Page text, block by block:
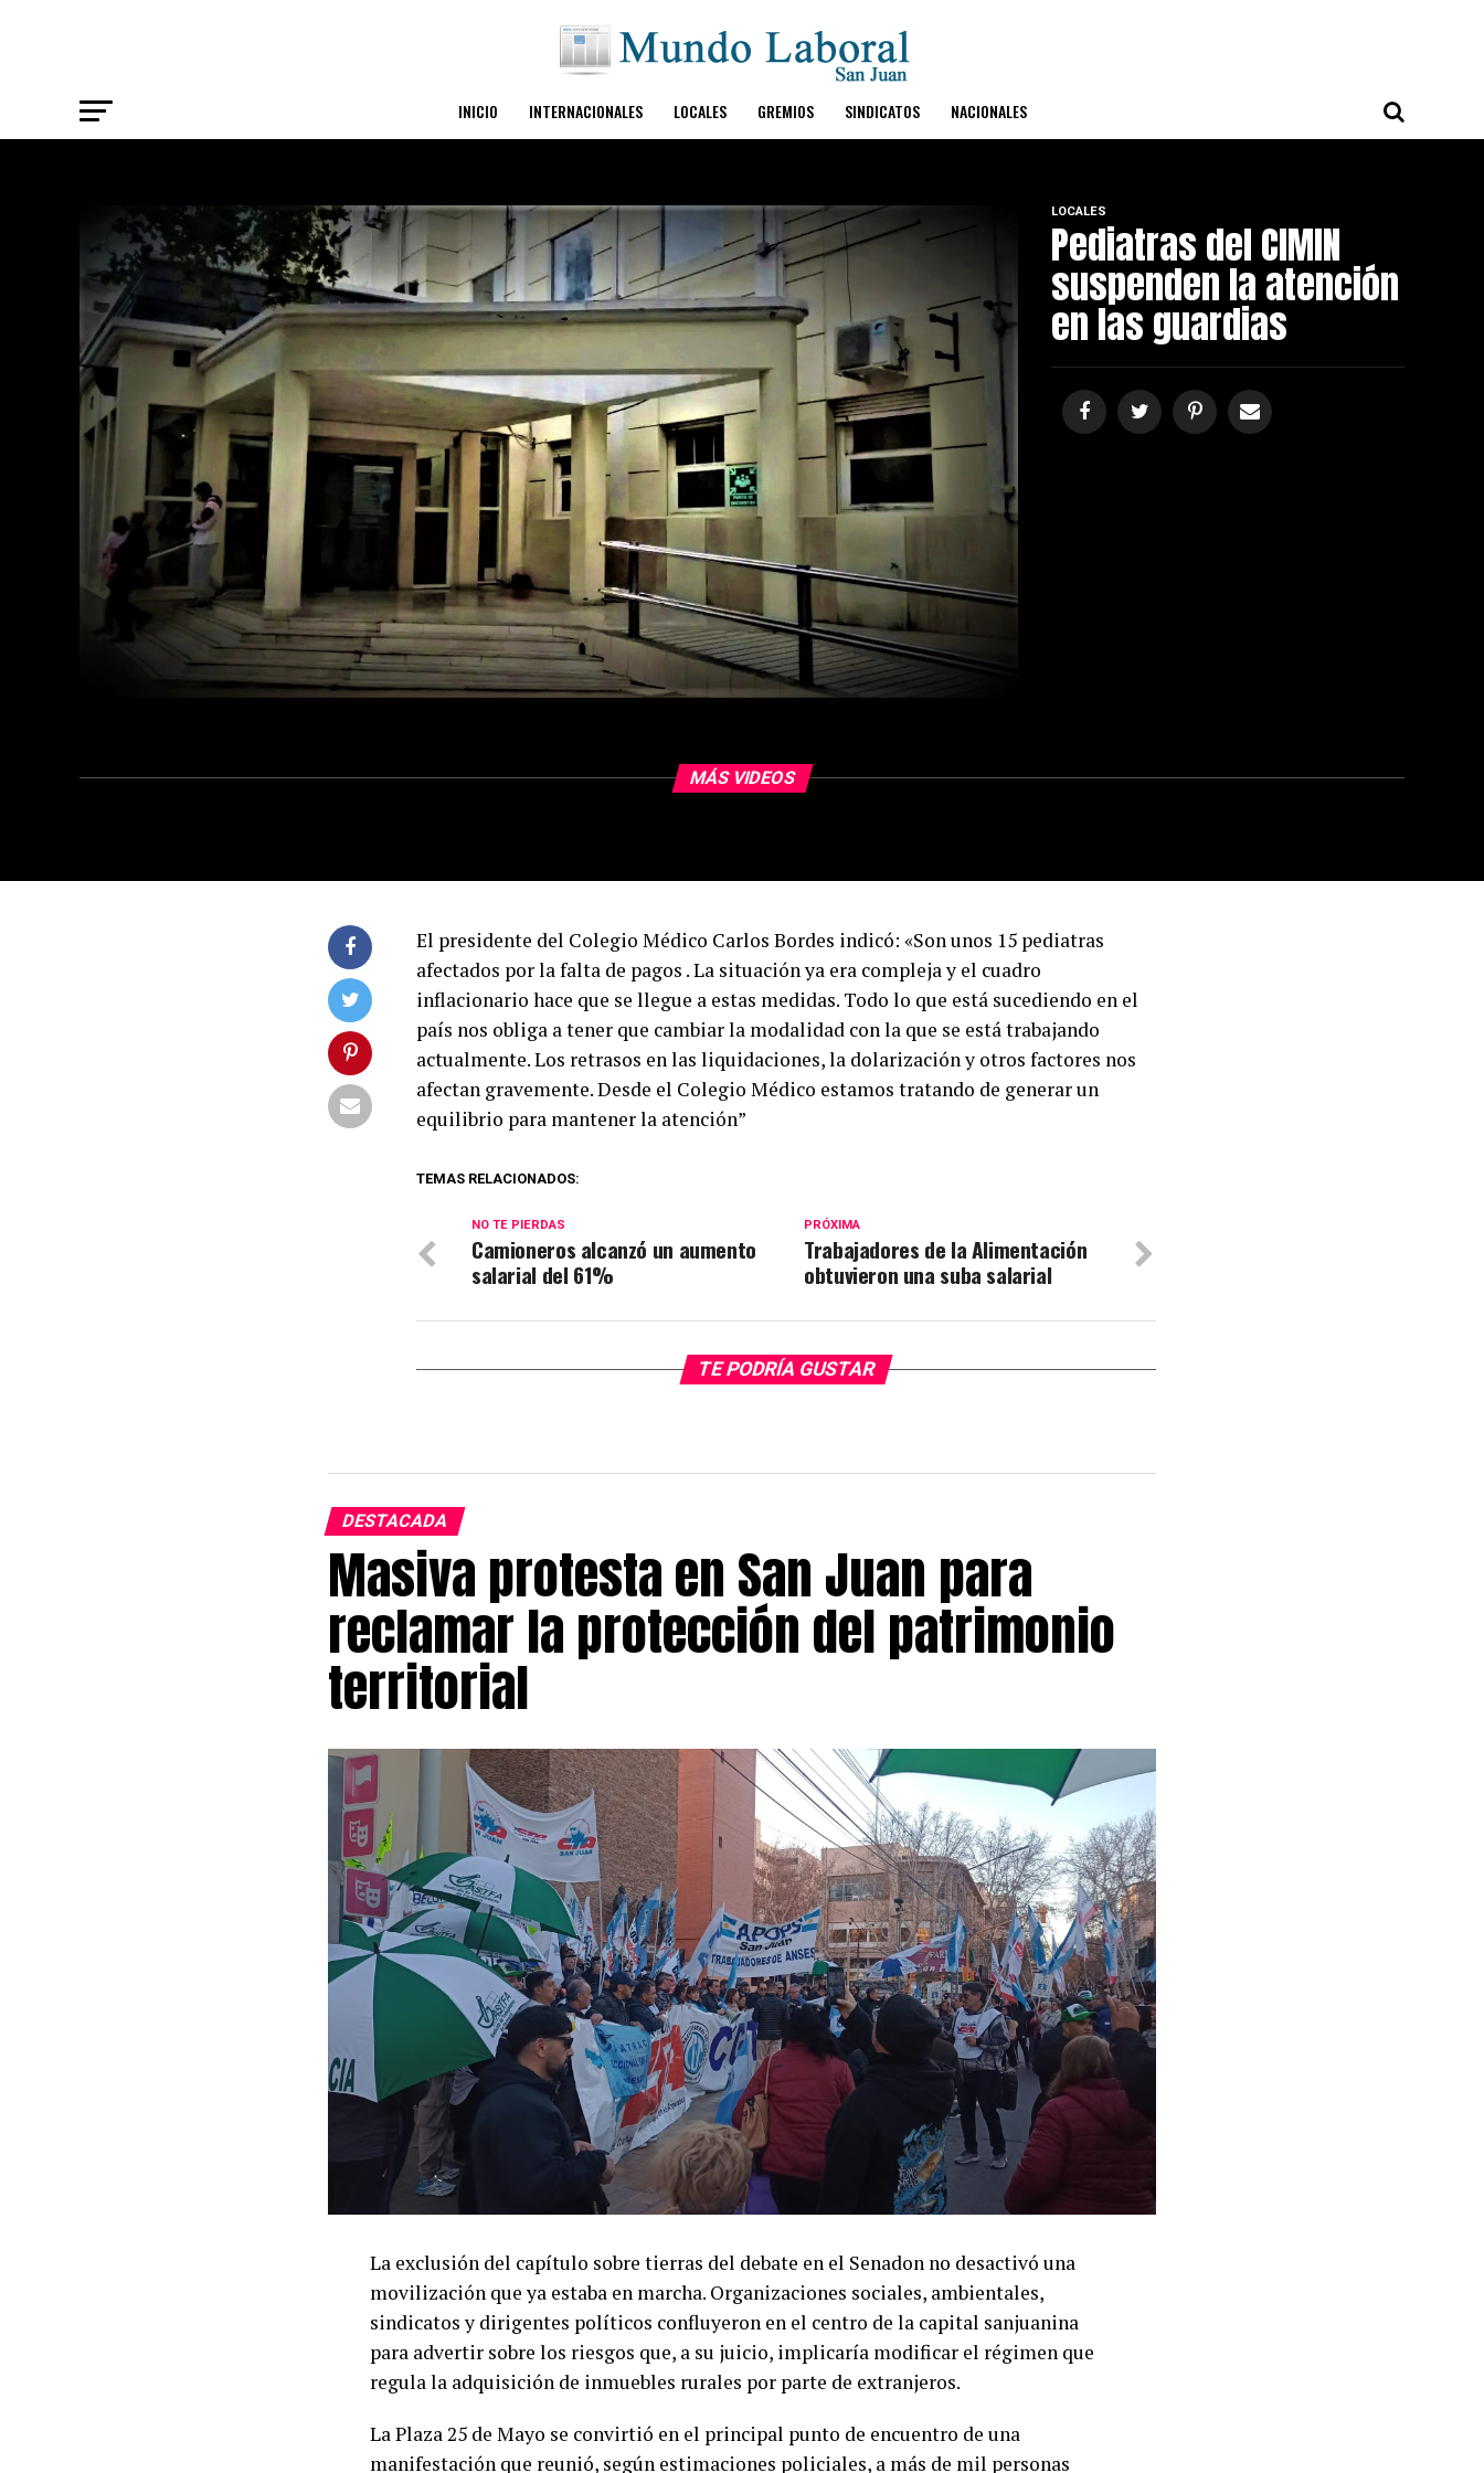
INICIO INTERNACIONALES LOCALES GREMIOS SINDICATOS NACIONALES
LOCALES
Pediatras del CIMIN
suspenden la atención
en las guardias
MÁS VIDEOS
El presidente del Colegio Médico Carlos Bordes indicó: «Son unos 15 pediatras
afectados por la falta de pagos . La situación ya era compleja y el cuadro
inflacionario hace que se llegue a estas medidas. Todo lo que está sucediendo en el
país nos obliga a tener que cambiar la modalidad con la que se está trabajando
actualmente. Los retrasos en las liquidaciones, la dolarización y otros factores nos
afectan gravemente. Desde el Colegio Médico estamos tratando de generar un
equilibrio para mantener la atención”
TEMAS RELACIONADOS:
PRÓXIMA
Trabajadores de la Alimentación
obtuvieron una suba salarial
NO TE PIERDAS
Camioneros alcanzó un aumento
salarial del 61%
TE PODRÍA GUSTAR
DESTACADA
Masiva protesta en San Juan para
reclamar la protección del patrimonio
territorial
La exclusión del capítulo sobre tierras del debate en el Senadon no desactivó una
movilización que ya estaba en marcha. Organizaciones sociales, ambientales,
sindicatos y dirigentes políticos confluyeron en el centro de la capital sanjuanina
para advertir sobre los riesgos que, a su juicio, implicaría modificar el régimen que
regula la adquisición de inmuebles rurales por parte de extranjeros.
La Plaza 25 de Mayo se convirtió en el principal punto de encuentro de una
manifestación que reunió, según estimaciones policiales, a más de mil personas